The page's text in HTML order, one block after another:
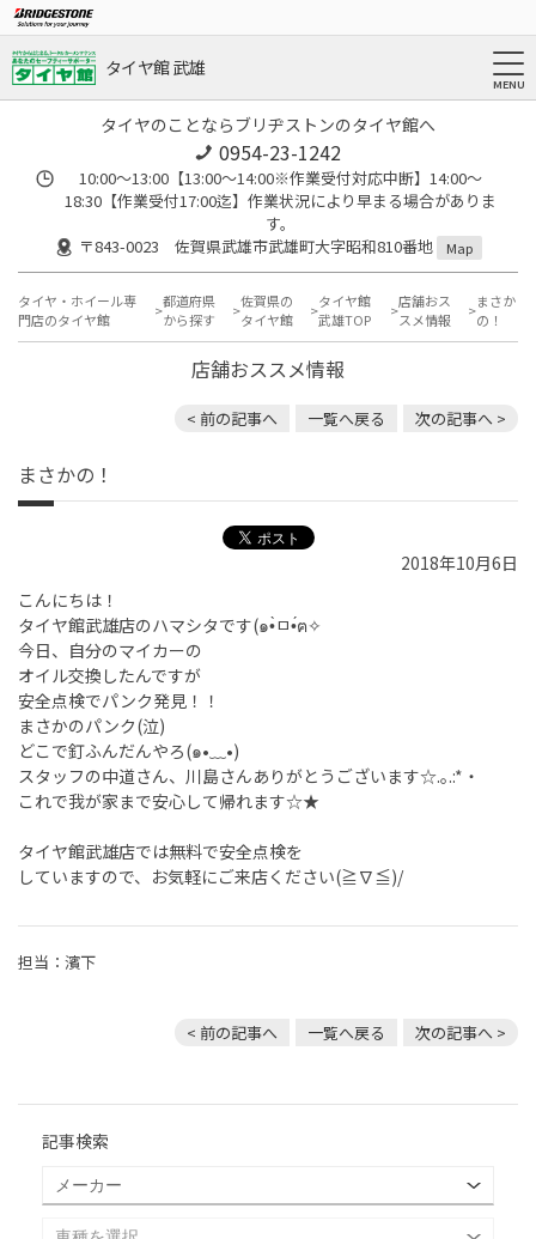
タイヤ館 武雄
タイヤのことならブリヂストンのタイヤ館へ
0954-23-1242
10:00～13:00【13:00～14:00※作業受付対応中断】14:00～
18:30【作業受付17:00迄】作業状況により早まる場合がありま
す。
〒843-0023 佐賀県武雄市武雄町大字昭和810番地
Map
タイヤ・ホイール専
門店のタイヤ館
都道府県
から探す
佐賀県の
タイヤ館
タイヤ館
武雄TOP
店舗おス
スメ情報
まさか
の！
店舗おススメ情報
< 前の記事へ 一覧へ戻る 次の記事へ >
まさかの！
2018年10月6日
こんにちは！
タイヤ館武雄店のハマシタです(๑•̀ㅁ•́ฅ✧
今日、自分のマイカーの
オイル交換したんですが
安全点検でパンク発見！！
まさかのパンク(泣)
どこで釘ふんだんやろ(๑•﹏•)
スタッフの中道さん、川島さんありがとうございます☆.｡.:*・
これで我が家まで安心して帰れます☆★
タイヤ館武雄店では無料で安全点検を
していますので、お気軽にご来店ください(≧∇≦)/
担当：濱下
< 前の記事へ 一覧へ戻る 次の記事へ >
記事検索